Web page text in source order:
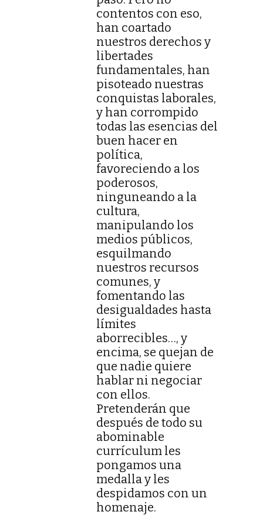
contentos con eso,
han coartado
nuestros derechos y
libertades
fundamentales, han
pisoteado nuestras
conquistas laborales,
y han corrompido
todas las esencias del
buen hacer en
política,
favoreciendo a los
poderosos,
ninguneando a la
cultura,
manipulando los
medios públicos,
esquilmando
nuestros recursos
comunes, y
fomentando las
desigualdades hasta
límites
aborrecibles…, y
encima, se quejan de
que nadie quiere
hablar ni negociar
con ellos.
Pretenderán que
después de todo su
abominable
currículum les
pongamos una
medalla y les
despidamos con un
homenaje.